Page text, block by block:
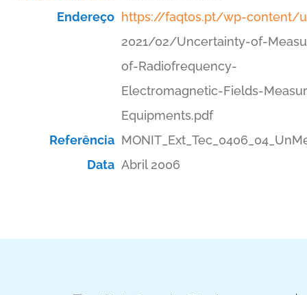
Endereço https://faqtos.pt/wp-content/
2021/02/Uncertainty-of-
of-Radiofrequency-
Electromagnetic-Fields-
Equipments.pdf
Referência
Data Abril 2006